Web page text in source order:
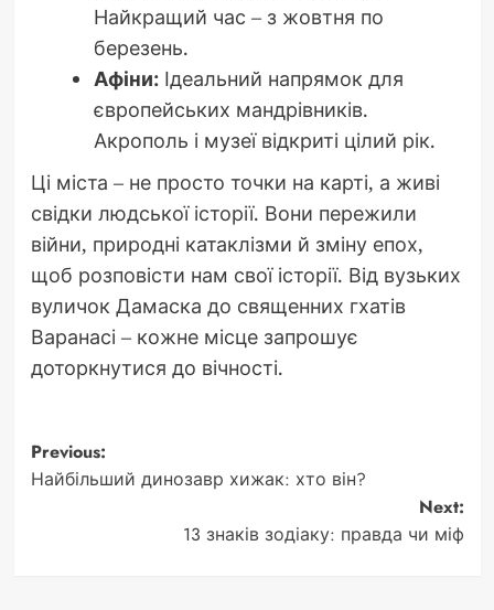
Найкращий час – з жовтня по
березень.
Афіни:Ідеальний напрямок для
європейських мандрівників.
Акрополь і музеї відкриті цілий рік.
Ці міста – не просто точки на карті, а живі
свідки людської історії. Вони пережили
війни, природні катаклізми й зміну епох,
щоб розповісти нам свої історії. Від вузьких
вуличок Дамаска до священних гхатів
Варанасі – кожне місце запрошує
доторкнутися до вічності.
Post
navigation
Previous:
Найбільший динозавр хижак: хто він?
Next:
13 знаків зодіаку: правда чи міф